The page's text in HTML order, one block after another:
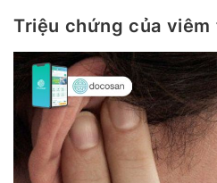
Triệu chứng của viêm